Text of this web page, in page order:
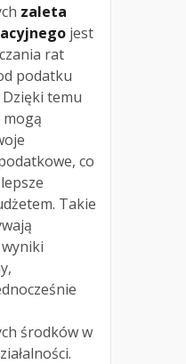
zaleta
jest
rat
podatku
temu
co
Takie
środków w